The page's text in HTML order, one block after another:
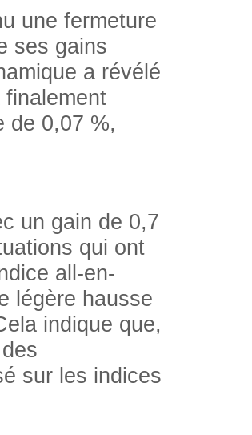
une fermeture
ses gains
a révélé
finalement
de 0,07 %,
un gain de 0,7
qui ont
all-en-
légère hausse
indique que,
sur les indices